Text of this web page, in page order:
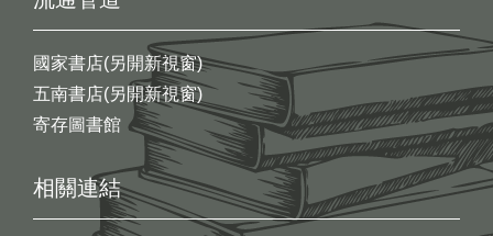
國家書店(另開新視窗)
五南書店(另開新視窗)
寄存圖書館
相關連結